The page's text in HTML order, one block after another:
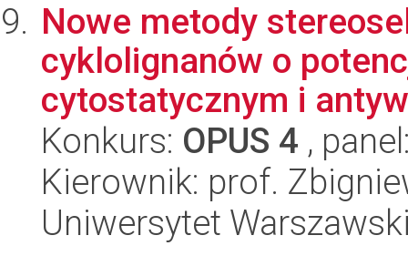
Nowe metody
cyklolignanów o
cytostatycznym i
Konkurs: OPUS 4 ,
Kierownik: prof.
Uniwersytet